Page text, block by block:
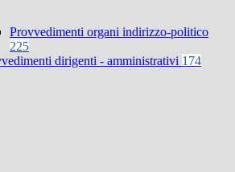
Provvedimenti organi indirizzo-politico
225
dirigenti - amministrativi 174